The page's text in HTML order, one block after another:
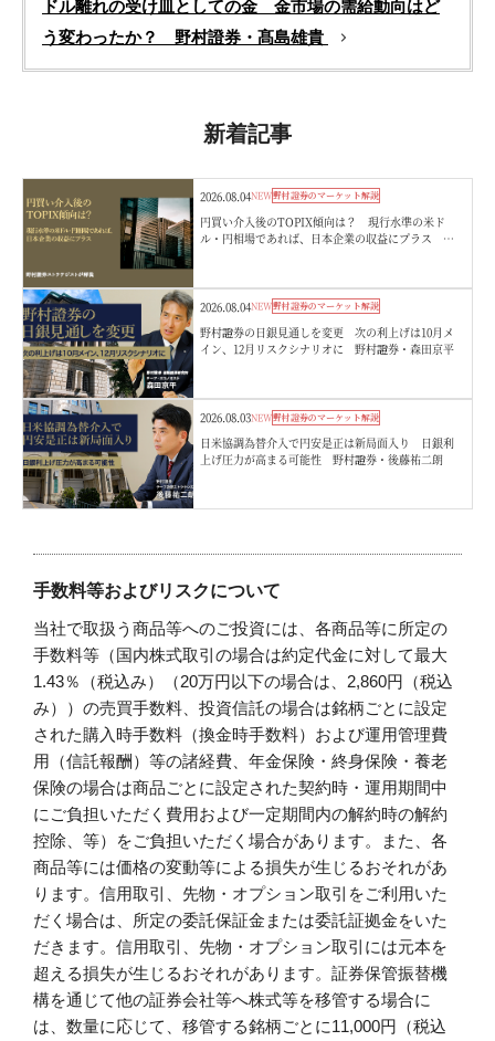
ドル離れの受け皿としての金 金市場の需給動向はど
う変わったか？ 野村證券・髙島雄貴
新着記事
2026.08.04NEW野村證券のマーケット解説
円買い介入後のTOPIX傾向は？ 現行水準の米ド
ル・円相場であれば、日本企業の収益にプラス 野
2026.08.04NEW野村證券のマーケット解説
野村證券の日銀見通しを変更 次の利上げは10月メ
イン、12月リスクシナリオに 野村證券・森田京平
2026.08.03NEW野村證券のマーケット解説
日米協調為替介入で円安是正は新局面入り 日銀利
上げ圧力が高まる可能性 野村證券・後藤祐二朗
手数料等およびリスクについて
当社で取扱う商品等へのご投資には、各商品等に所定の
手数料等（国内株式取引の場合は約定代金に対して最大
1.43％（税込み）（20万円以下の場合は、2,860円（税込
み））の売買手数料、投資信託の場合は銘柄ごとに設定
された購入時手数料（換金時手数料）および運用管理費
用（信託報酬）等の諸経費、年金保険・終身保険・養老
保険の場合は商品ごとに設定された契約時・運用期間中
にご負担いただく費用および一定期間内の解約時の解約
控除、等）をご負担いただく場合があります。また、各
商品等には価格の変動等による損失が生じるおそれがあ
ります。信用取引、先物・オプション取引をご利用いた
だく場合は、所定の委託保証金または委託証拠金をいた
だきます。信用取引、先物・オプション取引には元本を
超える損失が生じるおそれがあります。証券保管振替機
構を通じて他の証券会社等へ株式等を移管する場合に
は、数量に応じて、移管する銘柄ごとに11,000円（税込